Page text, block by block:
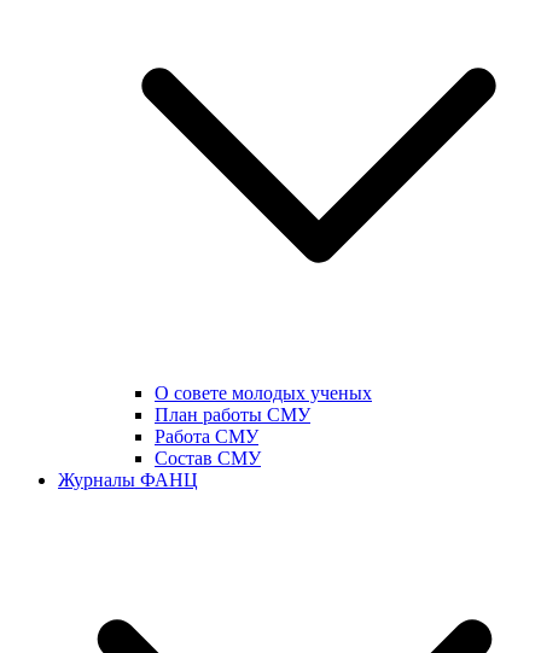
О совете молодых ученых
План работы СМУ
Работа СМУ
Состав СМУ
Журналы ФАНЦ